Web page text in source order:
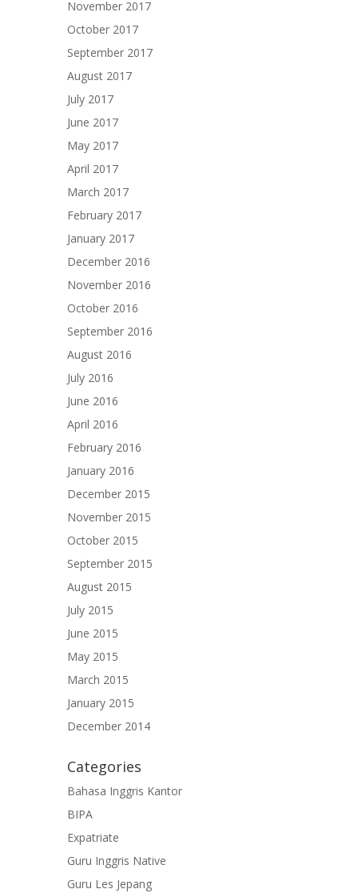
November 2017
October 2017
September 2017
August 2017
July 2017
June 2017
May 2017
April 2017
March 2017
February 2017
January 2017
December 2016
November 2016
October 2016
September 2016
August 2016
July 2016
June 2016
April 2016
February 2016
January 2016
December 2015
November 2015
October 2015
September 2015
August 2015
July 2015
June 2015
May 2015
March 2015
January 2015
December 2014
Categories
Bahasa Inggris Kantor
BIPA
Expatriate
Guru Inggris Native
Guru Les Jepang